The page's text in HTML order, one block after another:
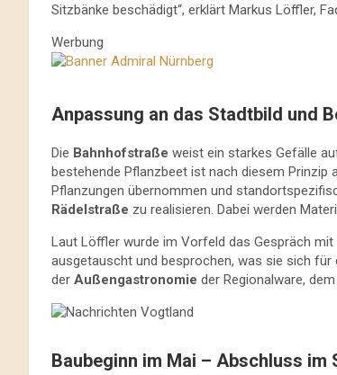
Sitzbänke beschädigt“, erklärt Markus Löffler,
Werbung
Anpassung an das Stadtbild und
Die Bahnhofstraße weist ein starkes Gefälle
bestehende Pflanzbeet ist nach diesem Prinzip
Pflanzungen übernommen und
Rädelstraße zu realisieren. Dabei werden
Laut Löffler wurde im Vorfeld das Gespräch mit
ausgetauscht und besprochen, was sie sich für
der Außengastronomie der Regionalware,
Baubeginn im Mai – Abschluss im